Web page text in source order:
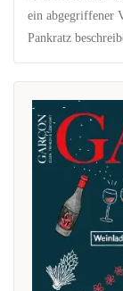
ein abgegriffener
Pankratz